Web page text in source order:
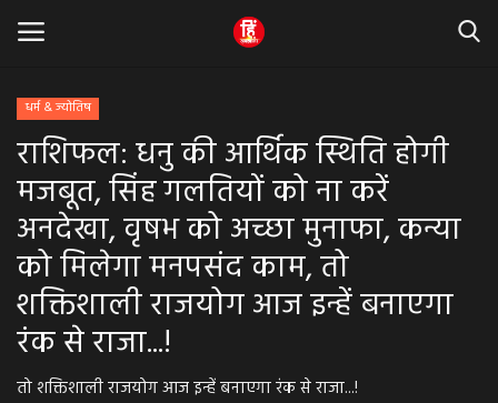
Home
धर्म & ज्योतिष
बड़ी खबर
मध्यप्रदेश
राजस्थान
धर्म & ज्योतिष
राशिफल: धनु की आर्थिक स्थिति होगी
मजबूत, सिंह गलतियों को ना करें
अनदेखा, वृषभ को अच्छा मुनाफा, कन्या
को मिलेगा मनपसंद काम, तो
शक्तिशाली राजयोग आज इन्हें बनाएगा
रंक से राजा...!
तो शक्तिशाली राजयोग आज इन्हें बनाएगा रंक से राजा...!